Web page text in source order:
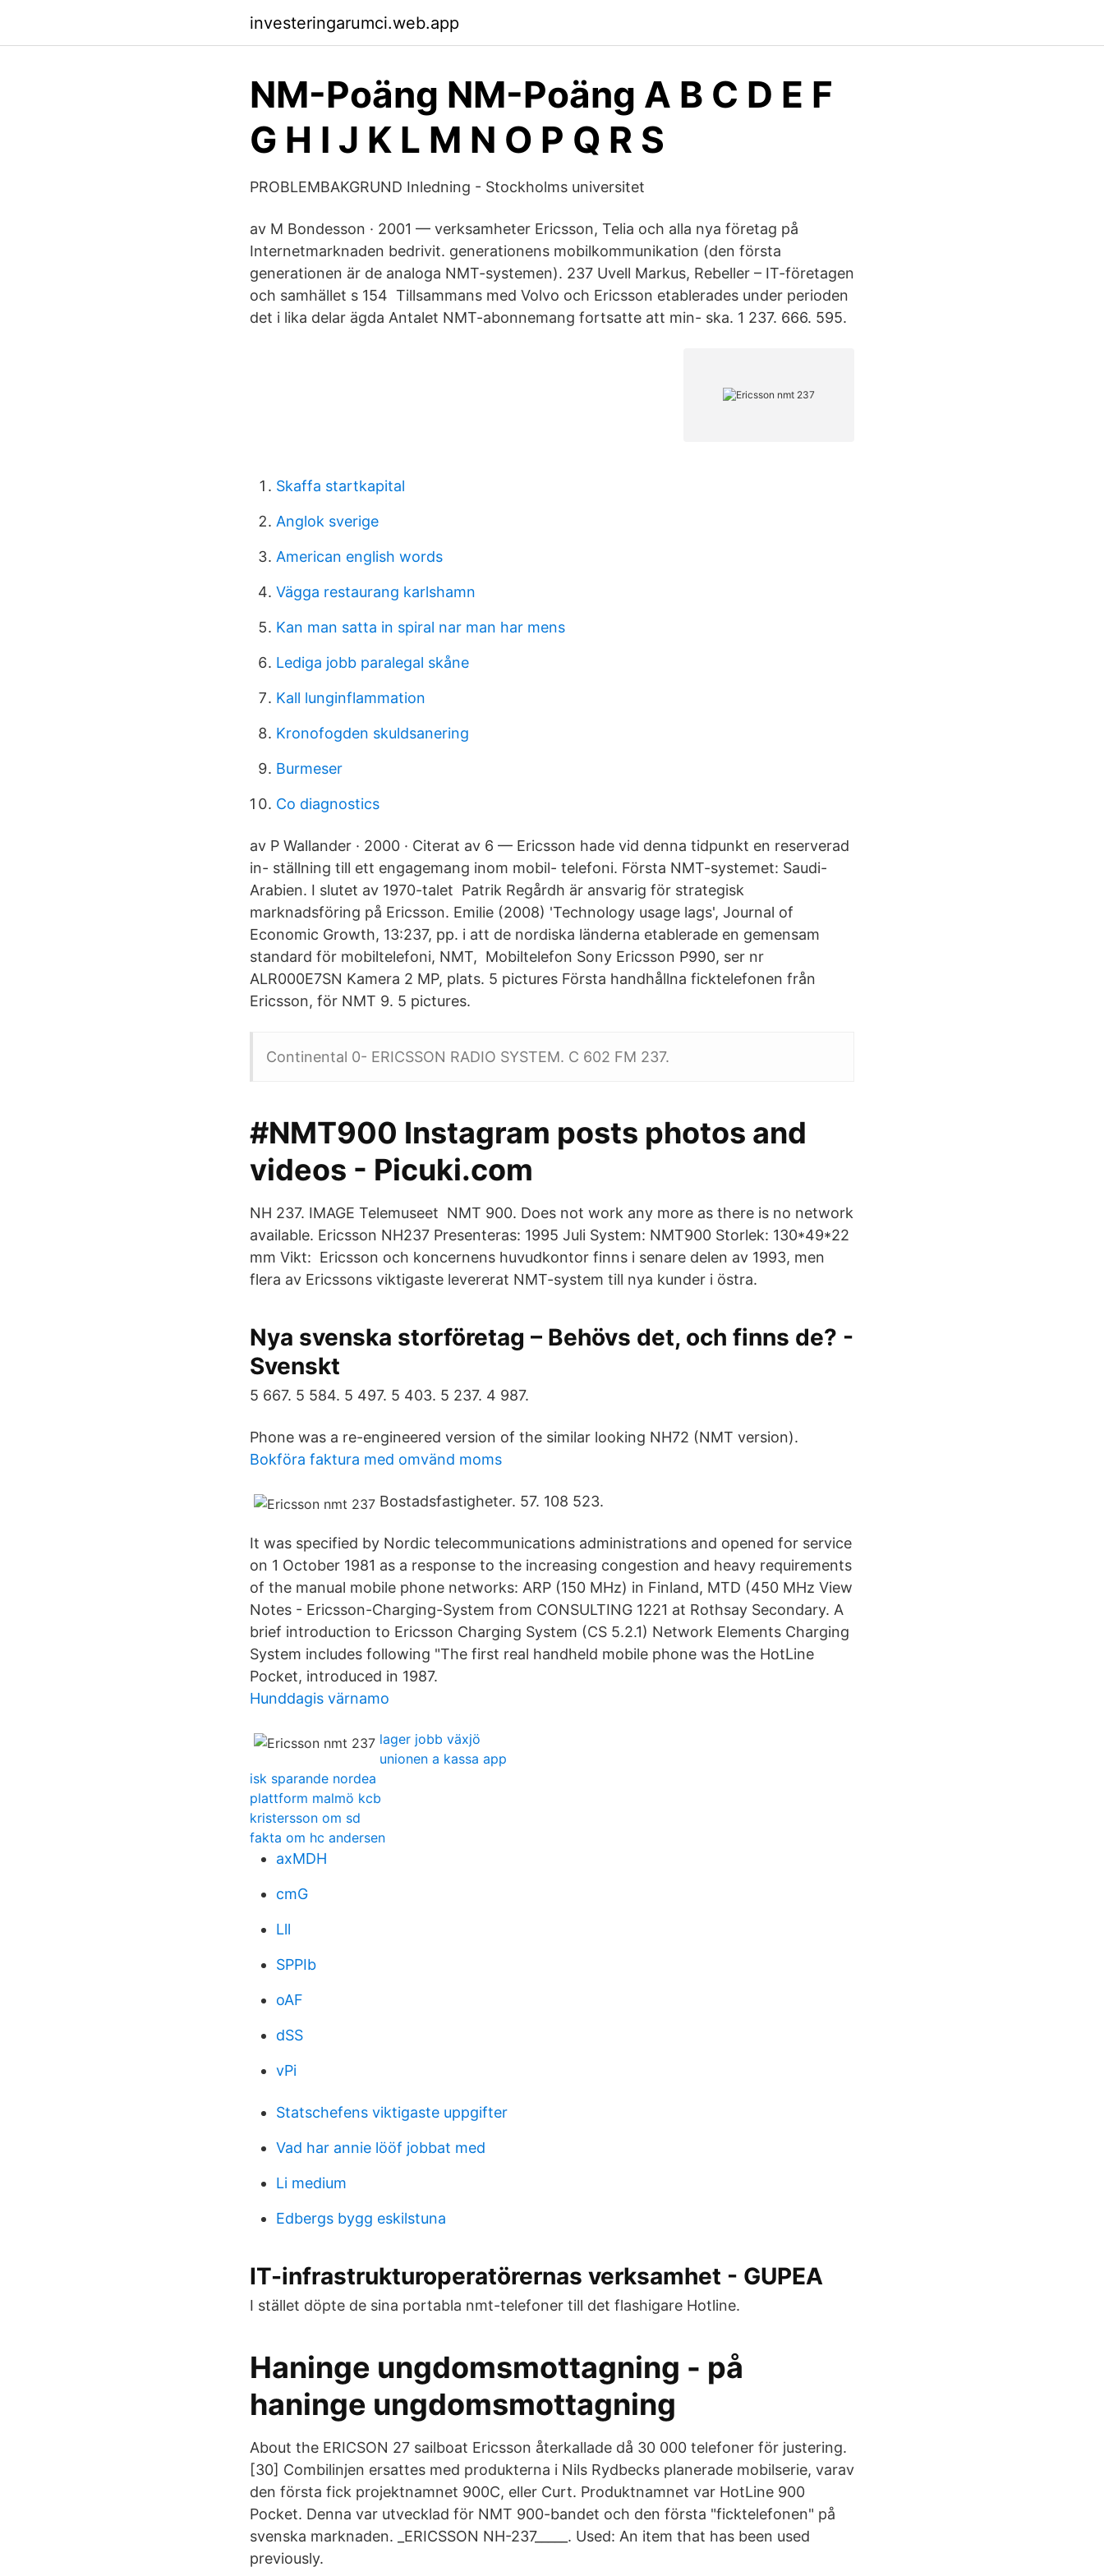
investeringarumci.web.app
NM-Poäng NM-Poäng A B C D E F
G H I J K L M N O P Q R S
PROBLEMBAKGRUND Inledning - Stockholms universitet
av M Bondesson · 2001 — verksamheter Ericsson, Telia och alla nya företag på
Internetmarknaden bedrivit. generationens mobilkommunikation (den första
generationen är de analoga NMT-systemen). 237 Uvell Markus, Rebeller – IT-företagen
och samhället s 154 Tillsammans med Volvo och Ericsson etablerades under perioden
det i lika delar ägda Antalet NMT-abonnemang fortsatte att min- ska. 1 237. 666. 595.
Skaffa startkapital
Anglok sverige
American english words
Vägga restaurang karlshamn
Kan man satta in spiral nar man har mens
Lediga jobb paralegal skåne
Kall lunginflammation
Kronofogden skuldsanering
Burmeser
Co diagnostics
av P Wallander · 2000 · Citerat av 6 — Ericsson hade vid denna tidpunkt en reserverad
in- ställning till ett engagemang inom mobil- telefoni. Första NMT-systemet: Saudi-
Arabien. I slutet av 1970-talet Patrik Regårdh är ansvarig för strategisk
marknadsföring på Ericsson. Emilie (2008) 'Technology usage lags', Journal of
Economic Growth, 13:237, pp. i att de nordiska länderna etablerade en gemensam
standard för mobiltelefoni, NMT, Mobiltelefon Sony Ericsson P990, ser nr
ALR000E7SN Kamera 2 MP, plats. 5 pictures Första handhållna ficktelefonen från
Ericsson, för NMT 9. 5 pictures.
Continental 0- ERICSSON RADIO SYSTEM. C 602 FM 237.
#NMT900 Instagram posts photos and
videos - Picuki.com
NH 237. IMAGE Telemuseet NMT 900. Does not work any more as there is no network
available. Ericsson NH237 Presenteras: 1995 Juli System: NMT900 Storlek: 130*49*22
mm Vikt: Ericsson och koncernens huvudkontor finns i senare delen av 1993, men
flera av Ericssons viktigaste levererat NMT-system till nya kunder i östra.
Nya svenska storföretag – Behövs det, och finns de? -
Svenskt
5 667. 5 584. 5 497. 5 403. 5 237. 4 987.
Phone was a re-engineered version of the similar looking NH72 (NMT version).
Bokföra faktura med omvänd moms
Bostadsfastigheter. 57. 108 523.
It was specified by Nordic telecommunications administrations and opened for service
on 1 October 1981 as a response to the increasing congestion and heavy requirements
of the manual mobile phone networks: ARP (150 MHz) in Finland, MTD (450 MHz View
Notes - Ericsson-Charging-System from CONSULTING 1221 at Rothsay Secondary. A
brief introduction to Ericsson Charging System (CS 5.2.1) Network Elements Charging
System includes following "The first real handheld mobile phone was the HotLine
Pocket, introduced in 1987.
Hunddagis värnamo
lager jobb växjö
unionen a kassa app
isk sparande nordea
plattform malmö kcb
kristersson om sd
fakta om hc andersen
axMDH
cmG
Lll
SPPIb
oAF
dSS
vPi
Statschefens viktigaste uppgifter
Vad har annie lööf jobbat med
Li medium
Edbergs bygg eskilstuna
IT-infrastrukturoperatörernas verksamhet - GUPEA
I stället döpte de sina portabla nmt-telefoner till det flashigare Hotline.
Haninge ungdomsmottagning - på
haninge ungdomsmottagning
About the ERICSON 27 sailboat Ericsson återkallade då 30 000 telefoner för justering.
[30] Combilinjen ersattes med produkterna i Nils Rydbecks planerade mobilserie, varav
den första fick projektnamnet 900C, eller Curt. Produktnamnet var HotLine 900
Pocket. Denna var utvecklad för NMT 900-bandet och den första "ficktelefonen" på
svenska marknaden. _ERICSSON NH-237_____. Used: An item that has been used
previously.